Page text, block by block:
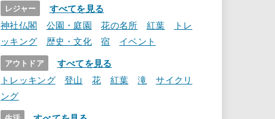
レジャー すべてを見る
神社仏閣 公園・庭園 花の名所 紅葉
トレ
ッキング
歴史・文化 宿 イベント
アウトドア すべてを見る
トレッキング 登山 花 紅葉 滝
サイクリ
ング